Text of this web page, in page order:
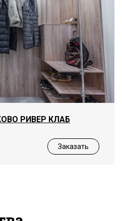
РИВЕР КЛАБ
Заказать